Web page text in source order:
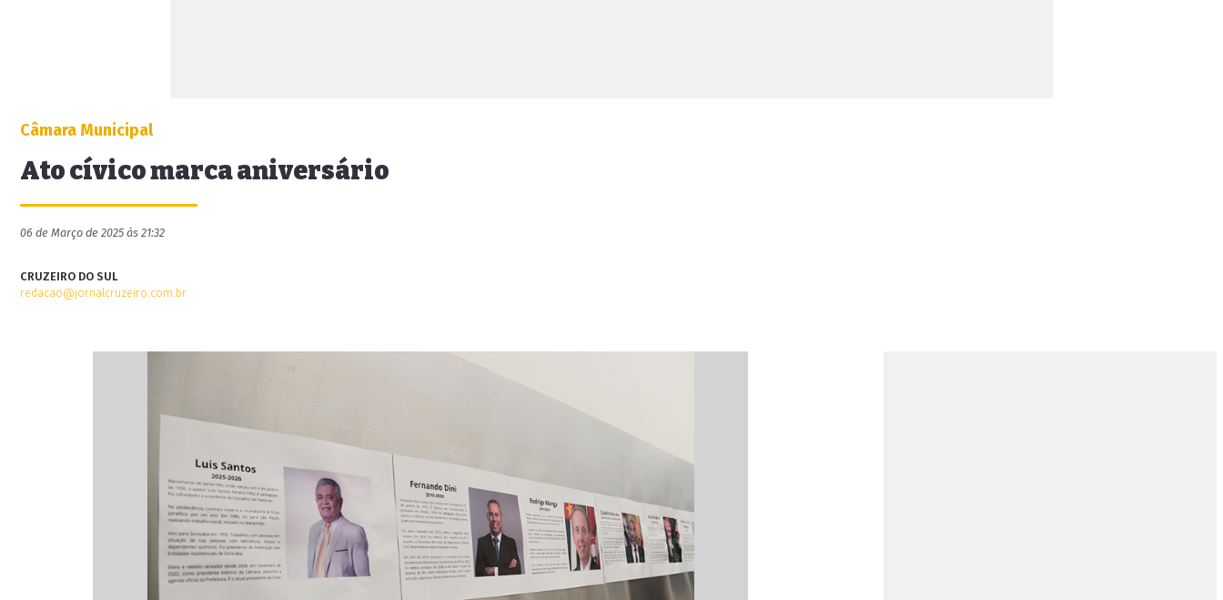
Câmara Municipal
Ato cívico marca aniversário
06 de Março de 2025 às 21:32
CRUZEIRO DO SUL
redacao@jornalcruzeiro.com.br